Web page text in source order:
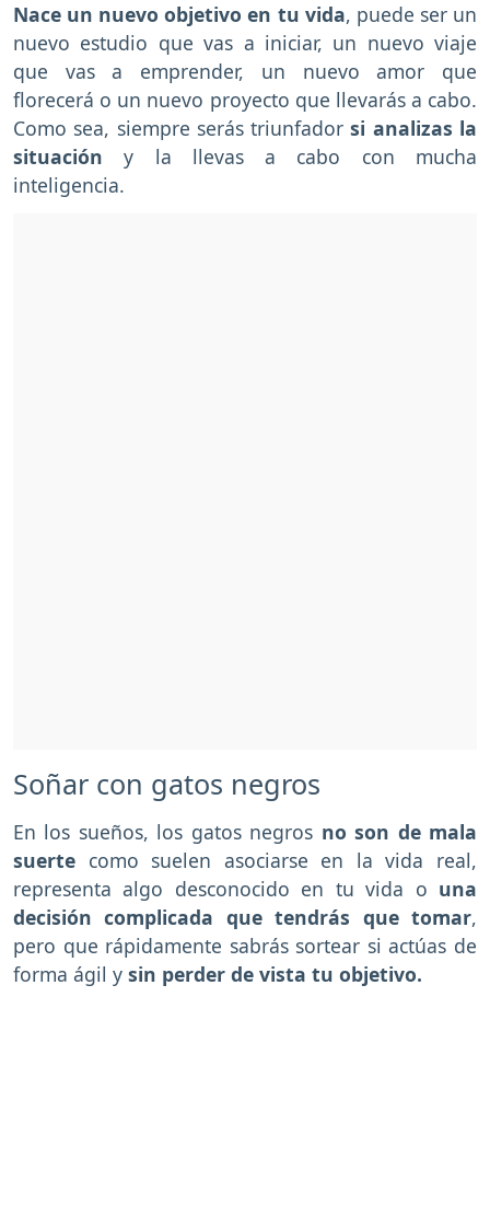
Nace un nuevo objetivo en tu vida, puede ser un
nuevo estudio que vas a iniciar, un nuevo viaje
que vas a emprender, un nuevo amor que
florecerá o un nuevo proyecto que llevarás a cabo.
Como sea, siempre serás triunfadorsi analizas la
situación y la llevas a cabo con mucha
inteligencia.
Soñar con gatos negros
En los sueños, los gatos negros no son de mala
suerte como suelen asociarse en la vida real,
representa algo desconocido en tu vida o una
decisión complicada que tendrás que tomar,
pero que rápidamente sabrás sortear si actúas de
forma ágil y sin perder de vista tu objetivo.